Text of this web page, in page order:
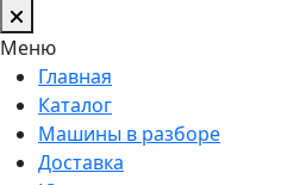
Меню
Главная
Каталог
Машины в разборе
Доставка